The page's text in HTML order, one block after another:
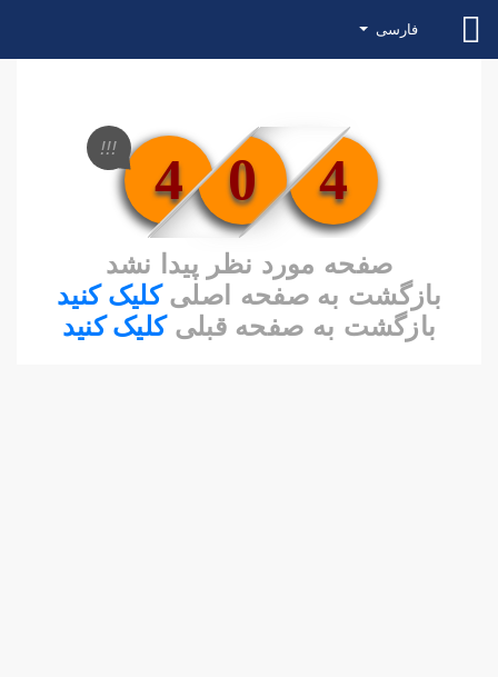
فارسی
4 0 4
!!!
صفحه مورد نظر پیدا نشد
بازگشت به صفحه اصلیکلیک کنید
بازگشت به صفحه قبلیکلیک کنید